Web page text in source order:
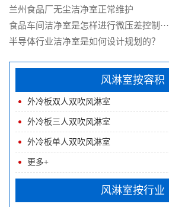
兰州食品厂无尘洁净室正常维护
食品车间洁净室是怎样进行微压差控制···
半导体行业洁净室是如何设计规划的？
风淋室按容积
外冷板双人双吹风淋室
外冷板三人双吹风淋室
外冷板单人双吹风淋室
更多+
风淋室按行业